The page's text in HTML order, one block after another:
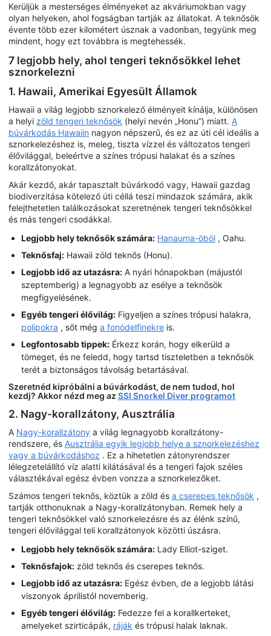
Kerüljük a mesterséges élményeket az akváriumokban vagy
olyan helyeken, ahol fogságban tartják az állatokat. A teknősök
évente több ezer kilométert úsznak a vadonban, tegyünk meg
mindent, hogy ezt továbbra is megtehessék.
7 legjobb hely, ahol tengeri teknősökkel lehet
sznorkelezni
1. Hawaii, Amerikai Egyesült Államok
Hawaii a világ legjobb sznorkelező élményeit kínálja, különösen
a helyi zöld tengeri teknősök (helyi nevén „Honu”) miatt. A
búvárkodás Hawaiin nagyon népszerű, és ez az úti cél ideális a
sznorkelezéshez is, meleg, tiszta vízzel és változatos tengeri
élővilággal, beleértve a színes trópusi halakat és a színes
korallzátonyokat.
Akár kezdő, akár tapasztalt búvárkodó vagy, Hawaii gazdag
biodiverzitása kötelező úti céllá teszi mindazok számára, akik
felejthetetlen találkozásokat szeretnének tengeri teknősökkel
és más tengeri csodákkal.
Legjobb hely teknősök számára: Hanauma-öböl , Oahu.
Teknősfaj: Hawaii zöld teknős (Honu).
Legjobb idő az utazásra: A nyári hónapokban (májustól
szeptemberig) a legnagyobb az esélye a teknősök
megfigyelésének.
Egyéb tengeri élővilág: Figyeljen a színes trópusi halakra,
polipokra , sőt még a fonódelfinekre is.
Legfontosabb tippek: Érkezz korán, hogy elkerüld a
tömeget, és ne feledd, hogy tartsd tiszteletben a teknősök
terét a biztonságos távolság betartásával.
Szeretnéd kipróbálni a búvárkodást, de nem tudod, hol
kezdj? Akkor nézd meg az SSI Snorkel Diver programot
2. Nagy-korallzátony, Ausztrália
A Nagy-korallzátony a világ legnagyobb korallzátony-
rendszere, és Ausztrália egyik legjobb helye a sznorkelezéshez
vagy a búvárkodáshoz . Ez a hihetetlen zátonyrendszer
lélegzetelállító víz alatti kilátásával és a tengeri fajok széles
választékával egész évben vonzza a sznorkelezőket.
Számos tengeri teknős, köztük a zöld és a cserepes teknősök ,
tartják otthonuknak a Nagy-korallzátonyban. Remek hely a
tengeri teknősökkel való sznorkelezésre és az élénk színű,
tengeri élővilággal teli korallzátonyok közötti úszásra.
Legjobb hely teknősök számára: Lady Elliot-sziget.
Teknősfajok: zöld teknős és cserepes teknős.
Legjobb idő az utazásra: Egész évben, de a legjobb látási
viszonyok áprilistól novemberig.
Egyéb tengeri élővilág: Fedezze fel a korallkerteket,
amelyeket szirticápák, ráják és trópusi halak laknak.